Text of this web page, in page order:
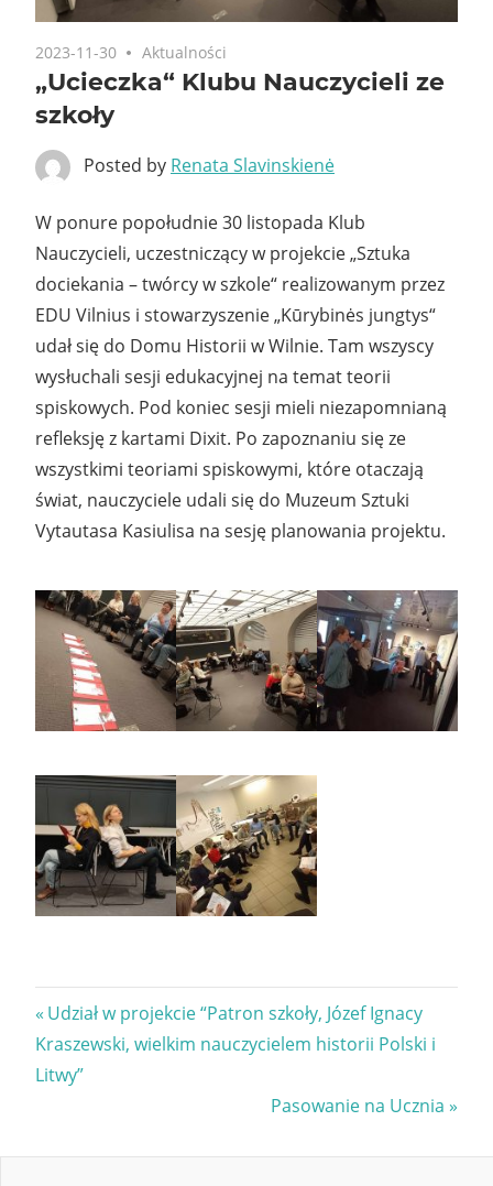
2023-11-30 Aktualności
„Ucieczka“ Klubu Nauczycieli ze
szkoły
Posted by Renata Slavinskienė
W ponure popołudnie 30 listopada Klub
Nauczycieli, uczestniczący w projekcie „Sztuka
dociekania – twórcy w szkole“ realizowanym przez
EDU Vilnius i stowarzyszenie „Kūrybinės jungtys“
udał się do Domu Historii w Wilnie. Tam wszyscy
wysłuchali sesji edukacyjnej na temat teorii
spiskowych. Pod koniec sesji mieli niezapomnianą
refleksję z kartami Dixit. Po zapoznaniu się ze
wszystkimi teoriami spiskowymi, które otaczają
świat, nauczyciele udali się do Muzeum Sztuki
Vytautasa Kasiulisa na sesję planowania projektu.
Nawigacja
wpisu
Previous
Post:
Udział w projekcie “Patron szkoły, Józef Ignacy
Kraszewski, wielkim nauczycielem historii Polski i
Litwy”
Next
Pasowanie na Ucznia